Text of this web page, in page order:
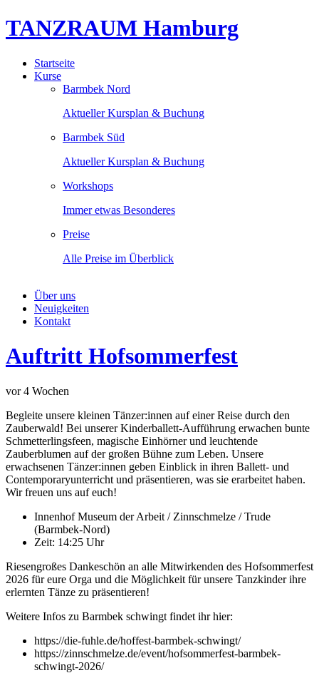
TANZRAUM Hamburg
Startseite
Kurse
Barmbek Nord
Aktueller Kursplan & Buchung
Barmbek Süd
Aktueller Kursplan & Buchung
Workshops
Immer etwas Besonderes
Preise
Alle Preise im Überblick
Über uns
Neuigkeiten
Kontakt
Auftritt Hofsommerfest
vor 4 Wochen
Begleite unsere kleinen Tänzer:innen auf einer Reise durch den
Zauberwald! Bei unserer Kinderballett-Aufführung erwachen bunte
Schmetterlingsfeen, magische Einhörner und leuchtende
Zauberblumen auf der großen Bühne zum Leben. Unsere
erwachsenen Tänzer:innen geben Einblick in ihren Ballett- und
Contemporaryunterricht und präsentieren, was sie erarbeitet haben.
Wir freuen uns auf euch!
Innenhof Museum der Arbeit / Zinnschmelze / Trude
(Barmbek-Nord)
Zeit: 14:25 Uhr
Riesengroßes Dankeschön an alle Mitwirkenden des Hofsommerfest
2026 für eure Orga und die Möglichkeit für unsere Tanzkinder ihre
erlernten Tänze zu präsentieren!
Weitere Infos zu Barmbek schwingt findet ihr hier:
https://die-fuhle.de/hoffest-barmbek-schwingt/
https://zinnschmelze.de/event/hofsommerfest-barmbek-
schwingt-2026/